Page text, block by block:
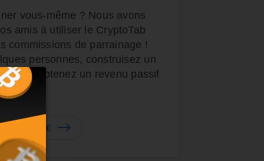
vous-même ? Nous avons
amis à utiliser le CryptoTab
commissions de parrainage !
personnes, construisez un
et obtenez un revenu passif